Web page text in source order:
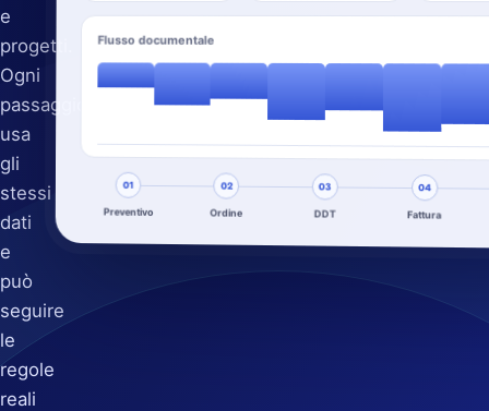
e
progetti.
Ogni
passaggio
usa
gli
stessi
dati
e
può
seguire
le
regole
reali
Flusso documentale
01
Preventivo
02
Ordine
03
DDT
04
Fattura